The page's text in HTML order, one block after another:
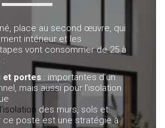
place au second œuvre, qui
intérieur et les
vont consommer de 25 à
:
et portes : importantes d’un
mais aussi pour l’isolation
des murs, sols et
ce poste est une stratégie à